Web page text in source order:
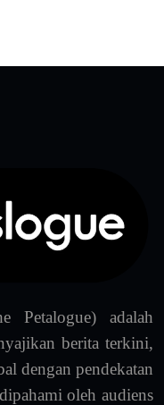
Petalogue) adalah
berita terkini,
dengan pendekatan
oleh audiens